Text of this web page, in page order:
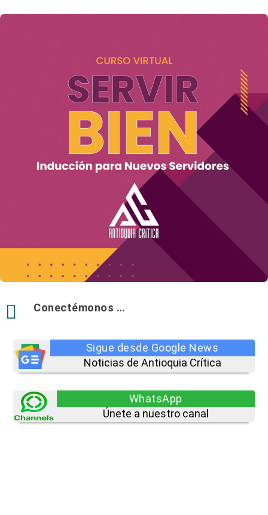
 Conectémonos …
Sigue desde Google News
Noticias de Antioquia Crítica
WhatsApp
Únete a nuestro canal